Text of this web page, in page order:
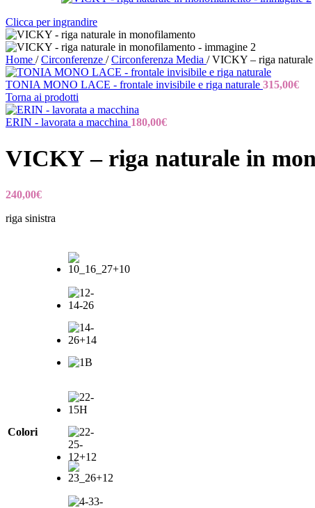
Clicca per ingrandire
Home / Circonferenze / Circonferenza Media / VICKY – riga
TONIA MONO LACE - frontale invisibile e riga naturale 315,00€
Torna ai prodotti
ERIN - lavorata a macchina 180,00€
VICKY – riga naturale in
240,00€
riga sinistra
Colori